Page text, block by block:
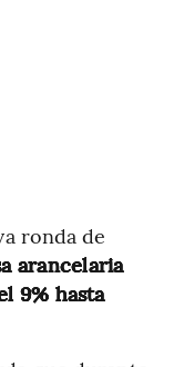
ronda de
arancelaria
9% hasta